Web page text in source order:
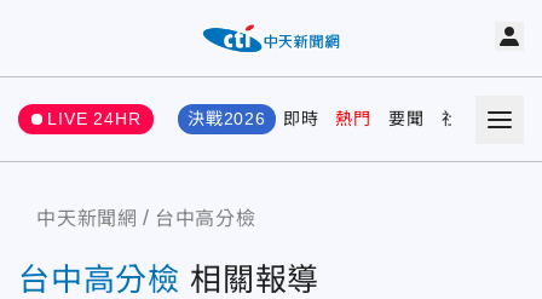
LIVE 24HR 決戰2026 即時 熱門 要聞 社會 娛樂
中天新聞網 台中高分檢
台中高分檢 相關報導